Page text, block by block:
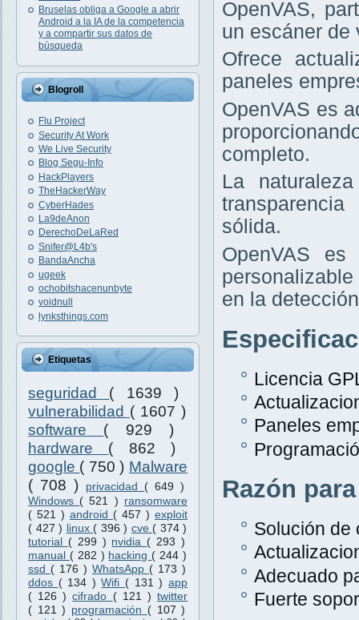
Bruselas obliga a Google a abrir
Android a la IA de la competencia
y a compartir sus datos de
búsqueda
Blogroll
Flu Project
Security At Work
We Live Security
Blog Segu-Info
HackPlayers
TheHackerWay
CyberHades
La9deAnon
DerechoDeLaRed
Snifer@L4b's
BandaAncha
ugeek
ochobitshacenunbyte
voidnull
lynksthings.com
Etiquetas
seguridad ( 1639 )
vulnerabilidad ( 1607 )
software ( 929 )
hardware ( 862 )
google ( 750 ) Malware
( 708 )
privacidad ( 649 )
Windows ( 521 ) ransomware
( 521 ) android ( 457 ) exploit
( 427 ) linux ( 396 ) cve ( 374 )
tutorial ( 299 ) nvidia ( 293 )
manual ( 282 ) hacking ( 244 )
ssd ( 176 ) WhatsApp ( 173 )
ddos ( 134 )Wifi ( 131 ) app
( 126 )cifrado ( 121 )twitter
( 121 ) programación ( 107 )
OpenVAS,
un escáner de
Ofrece
paneles
OpenVAS es
completo.
La
sólida.
OpenVAS
en la
Licencia
Paneles
Razón
Solución de
Adecuado
Fuerte